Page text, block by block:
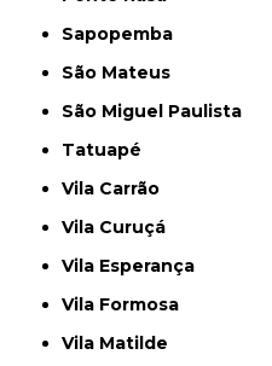
Sapopemba
São Mateus
São Miguel Paulista
Tatuapé
Vila Carrão
Vila Curuçá
Vila Esperança
Vila Formosa
Vila Matilde